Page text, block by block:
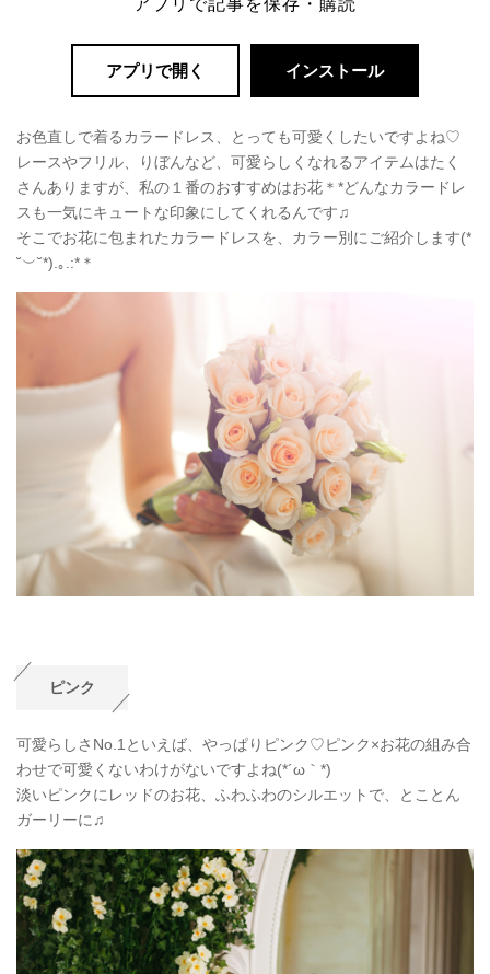
アプリで開く インストール
お色直しで着るカラードレス、とっても可愛くしたいですよね♡
レースやフリル、りぼんなど、可愛らしくなれるアイテムはたく
さんありますが、私の１番のおすすめはお花＊*どんなカラードレ
スも一気にキュートな印象にしてくれるんです♫
そこでお花に包まれたカラードレスを、カラー別にご紹介します(*
˘︶˘*).｡.:*＊
ピンク
可愛らしさNo.1といえば、やっぱりピンク♡ピンク×お花の組み合
わせで可愛くないわけがないですよね(*´ω｀*)
淡いピンクにレッドのお花、ふわふわのシルエットで、とことん
ガーリーに♫